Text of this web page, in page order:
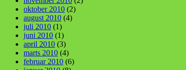
oktober 2010 (2)
august 2010 (4)
juli 2010 (1)
juni 2010 (1)
april 2010 (3)
marts 2010 (4)
februar 2010 (6)